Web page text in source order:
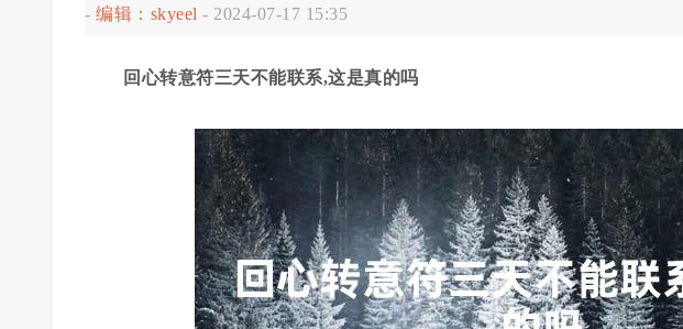
- 编辑：skyeel - 2024-07-17 15:35
回心转意符三天不能联系,这是真的吗